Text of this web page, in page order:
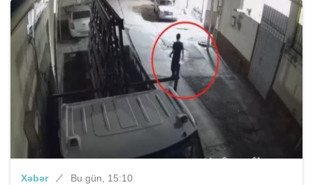
Xəbər Bu gün, 15:10